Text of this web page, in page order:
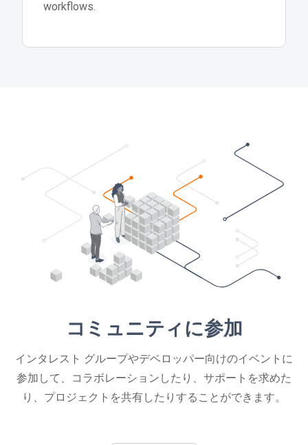
workflows.
コミュニティに参加
インタレスト グループやデベロッパー向けのイベントに
参加して、コラボレーションしたり、サポートを求めた
り、プロジェクトを共有したりすることができます。